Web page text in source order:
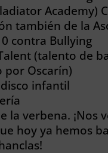
Academy)
también de la
contra Bullying
(talento de
por Oscarín)
infantil
la verbena. ¡Nos
hoy ya hemos